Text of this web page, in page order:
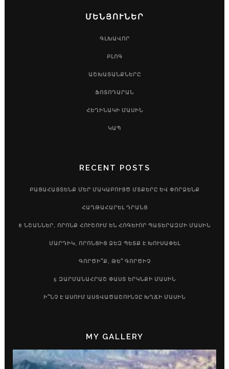
ՄԵՆՅՈՒՆԵՐ
ԳԼԽԱՎՈՐ
ԲԼՈԳ
ԱՇԽԱՏԱՆՔՆԵՐԸ
ՖՈՏՈԴԱՐԱՆ
ՀԵՂԻՆԱԿԻ ՄԱՍԻՆ
ԿԱՊ
RECENT POSTS
ԲԱՑԱՀԱՅՏԵՆՔ ՄԵՐ ՄԱԿԱԲՈՒՅԾ ՄՏՔԵՐԸ ԵՎ ՓՈՐՁԵՆՔ
ՀԱՂԹԱՀԱՐԵԼ ԴՐԱՆՑ
8 ՆՇԱՆՆԵՐ, ՈՐՈՆՔ ՀՈՒՇՈՒՄ ԵՆ ՀՈԳԵՒՈՐ ՊԱՏԵՐԱԶՄԻ ՄԱՍԻՆ
ՄԱՐԴԻԿ, ՈՐՈՆՑԻՑ ՁԵԶ ՊԵՏՔ Է ԽՈՒՍԱՓԵԼ
ԳՈՐԾԻ՞Ք, ԹԵ՞ ԳՈՐԾԻՉ
5 ԶԱՐՄԱՆԱՀՐԱՇ ՓԱՍՏ ԵՐԿՆՔԻ ՄԱՍԻՆ
Ի՞ՆՉ Է ԱՍՈՒՄ ԱՍՏՎԱԾԱՇՈՒՆՉԸ ԽՂՃԻ ՄԱՍԻՆ
MY GALLERY